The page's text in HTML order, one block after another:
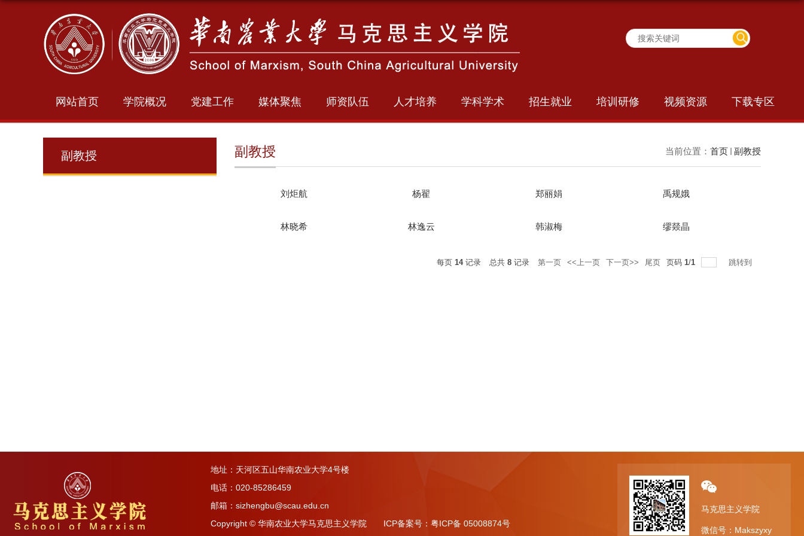
网站首页 学院概况 党建工作 媒体聚焦 师资队伍 人才培养 学科学术 招生就业 培训研修 视频资源 下载专区
副教授 当前位置： 首页 副教授
副教授
刘炬航 ​杨翟 郑丽娟 禹规娥
林晓希 林逸云 ​韩淑梅 缪燚晶
每页 14记录 总共 8 记录 第一页 <<上一页 下一页>> 尾页 页码 1/1 跳转到
地址：天河区五山华南农业大学4号楼
电话：020-85286459
邮箱：sizhengbu@scau.edu.cn
Copyright © 华南农业大学马克思主义学院 ICP备案号：粤ICP备 05008874号
马克思主义学院
微信号：Makszyxy